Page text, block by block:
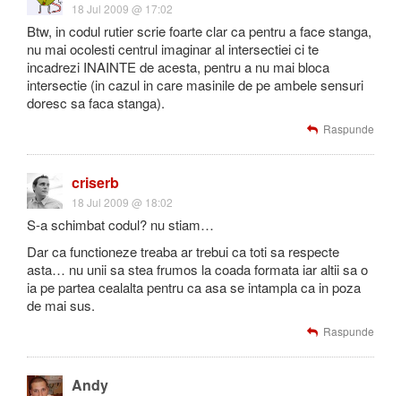
18 Jul 2009 @ 17:02
Btw, in codul rutier scrie foarte clar ca pentru a face stanga,
nu mai ocolesti centrul imaginar al intersectiei ci te
incadrezi INAINTE de acesta, pentru a nu mai bloca
intersectie (in cazul in care masinile de pe ambele sensuri
doresc sa faca stanga).
Raspunde
criserb
18 Jul 2009 @ 18:02
S-a schimbat codul? nu stiam…
Dar ca functioneze treaba ar trebui ca toti sa respecte
asta… nu unii sa stea frumos la coada formata iar altii sa o
ia pe partea cealalta pentru ca asa se intampla ca in poza
de mai sus.
Raspunde
Andy